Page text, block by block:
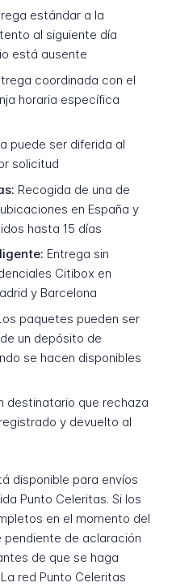
estándar a la
al siguiente día
está ausente
coordinada con el
horaria específica
puede ser diferida al
solicitud
Recogida de una de
en España y
hasta 15 días
Entrega sin
Citibox en
y Barcelona
paquetes pueden ser
un depósito de
se hacen disponibles
destinatario que rechaza
y devuelto al
disponible para envíos
Punto Celeritas. Si los
en el momento del
pendiente de aclaración
de que se haga
red Punto Celeritas